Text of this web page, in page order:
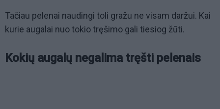
Tačiau pelenai naudingi toli gražu ne visam daržui. Kai
kurie augalai nuo tokio tręšimo gali tiesiog žūti.
Kokių augalų negalima tręšti pelenais